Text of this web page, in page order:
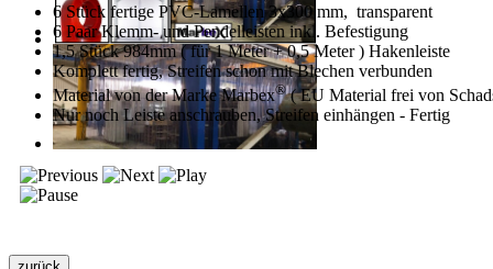
6 Stück fertige PVC-Lamellen 3x300 mm, transparent
6 Paar Klemm- und Pendelleisten inkl. Befestigung
1,5 Stück 984mm ( für 1 Meter + 0,5 Meter ) Hakenleiste
Komplett fertig, Streifen schon mit Blechen verbunden
Material von der Marke Marbex®( EU Material frei von
Nur noch Leiste anschrauben, Streifen einhängen - Fertig